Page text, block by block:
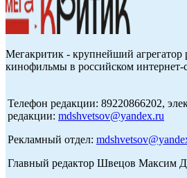
Мегакритик - крупнейший агрегатор
кинофильмы в российском интернет-
Телефон редакции: 89220866202,
редакции: mdshvetsov@yandex.ru
Рекламный отдел:
Главный редактор Швецов Максим